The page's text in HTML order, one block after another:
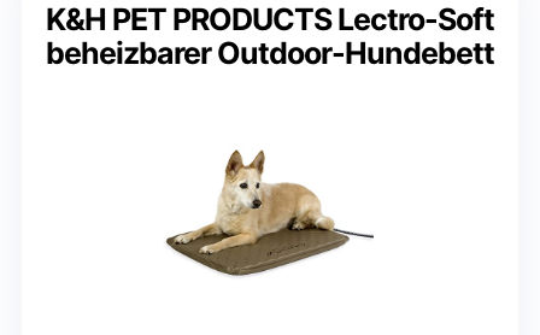
K&H PET PRODUCTS Lectro-Soft
beheizbarer Outdoor-Hundebett